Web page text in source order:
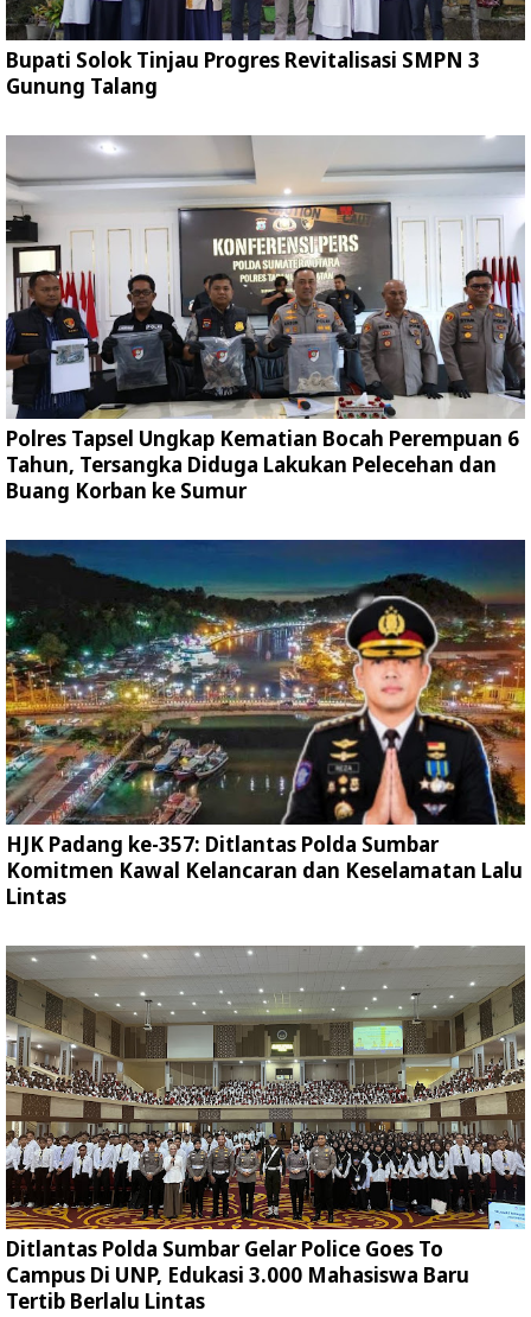
Bupati Solok Tinjau Progres Revitalisasi SMPN 3
Gunung Talang
Polres Tapsel Ungkap Kematian Bocah Perempuan 6
Tahun, Tersangka Diduga Lakukan Pelecehan dan
Buang Korban ke Sumur
HJK Padang ke-357: Ditlantas Polda Sumbar
Komitmen Kawal Kelancaran dan Keselamatan Lalu
Lintas
Ditlantas Polda Sumbar Gelar Police Goes To
Campus Di UNP, Edukasi 3.000 Mahasiswa Baru
Tertib Berlalu Lintas